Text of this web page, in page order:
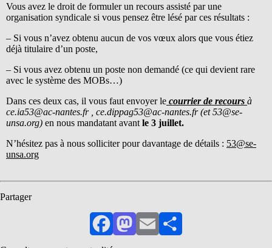
Vous avez le droit de formuler un recours assisté par une
organisation syndicale si vous pensez être lésé par ces résultats :
– Si vous n’avez obtenu aucun de vos vœux alors que vous étiez
déjà titulaire d’un poste,
– Si vous avez obtenu un poste non demandé (ce qui devient rare
avec le système des MOBs…)
Dans ces deux cas, il vous faut envoyer le courrier de recours à
ce.ia53@ac-nantes.fr , ce.dippag53@ac-nantes.fr (et 53@se-
unsa.org) en nous mandatant avant le 3 juillet.
N’hésitez pas à nous solliciter pour davantage de détails : 53@se-
unsa.org
Partager
FacebookMastodon
EmailPartager